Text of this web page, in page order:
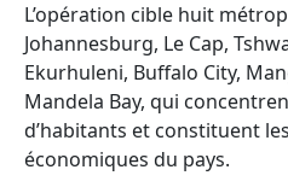
L’opération cible huit
Johannesburg, Le Cap,
Ekurhuleni, Buffalo City,
Mandela Bay, qui
d’habitants et constituent
économiques du pays.